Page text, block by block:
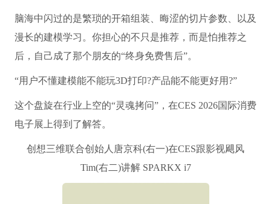
脑海中闪过的是繁琐的开箱组装、晦涩的切片参数、以及
漫长的建模学习。你担心的不只是推荐，而是怕推荐之
后，自己成了那个朋友的“终身免费售后”。
“用户不懂建模能不能玩3D打印?产品能不能更好用?”
这个盘旋在行业上空的“灵魂拷问”，在CES 2026国际消费
电子展上得到了解答。
创想三维联合创始人唐京科(右一)在CES跟影视飓风
Tim(右二)讲解 SPARKX i7